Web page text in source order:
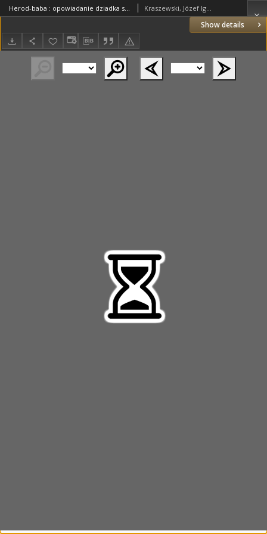
Show details
Herod-baba : opowiadanie dziadka spisane przez J. I. Kraszewskiego Kraszewski, Józef Ignacy (1812–1887)